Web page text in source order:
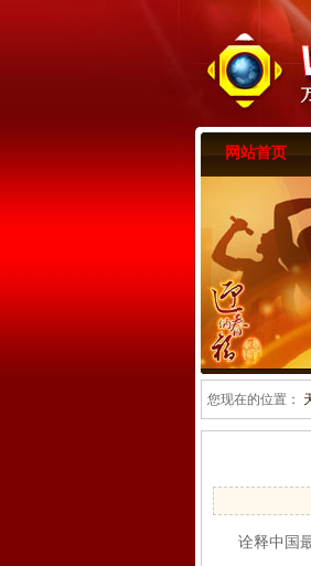
网站首页
您现在的位置：
诠释中国最